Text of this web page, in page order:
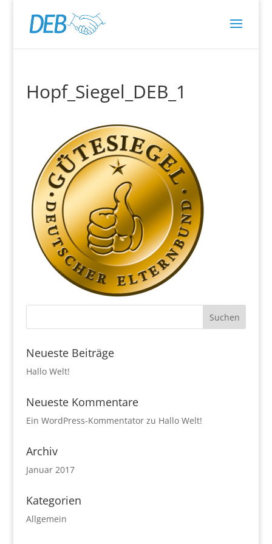
Hopf_Siegel_DEB_1
Neueste Beiträge
Hallo Welt!
Neueste Kommentare
Ein WordPress-Kommentatorzu Hallo Welt!
Archiv
Januar 2017
Kategorien
Allgemein